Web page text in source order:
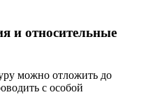
и относительные
можно отложить до
с особой